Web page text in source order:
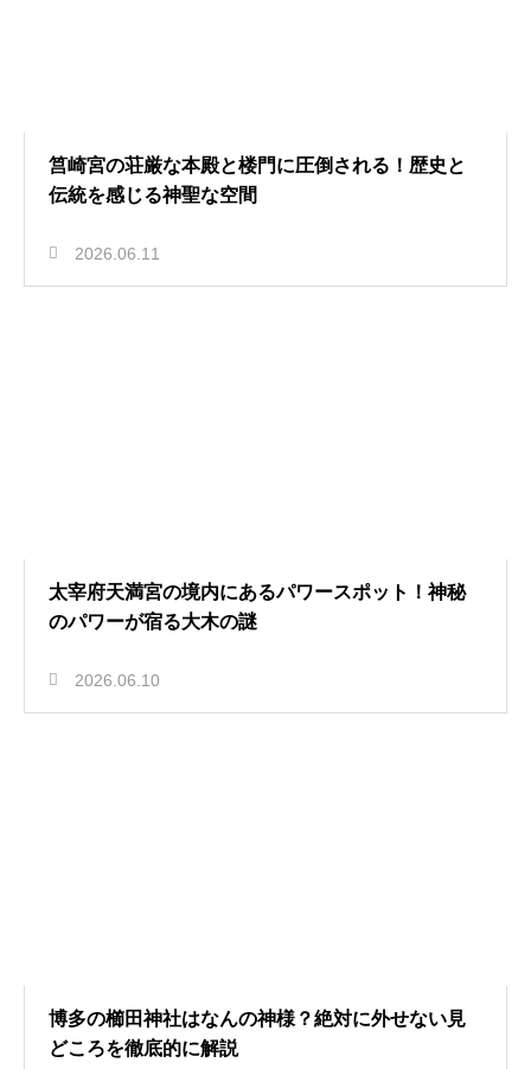
筥崎宮の荘厳な本殿と楼門に圧倒される！歴史と
伝統を感じる神聖な空間
2026.06.11
太宰府天満宮の境内にあるパワースポット！神秘
のパワーが宿る大木の謎
2026.06.10
博多の櫛田神社はなんの神様？絶対に外せない見
どころを徹底的に解説